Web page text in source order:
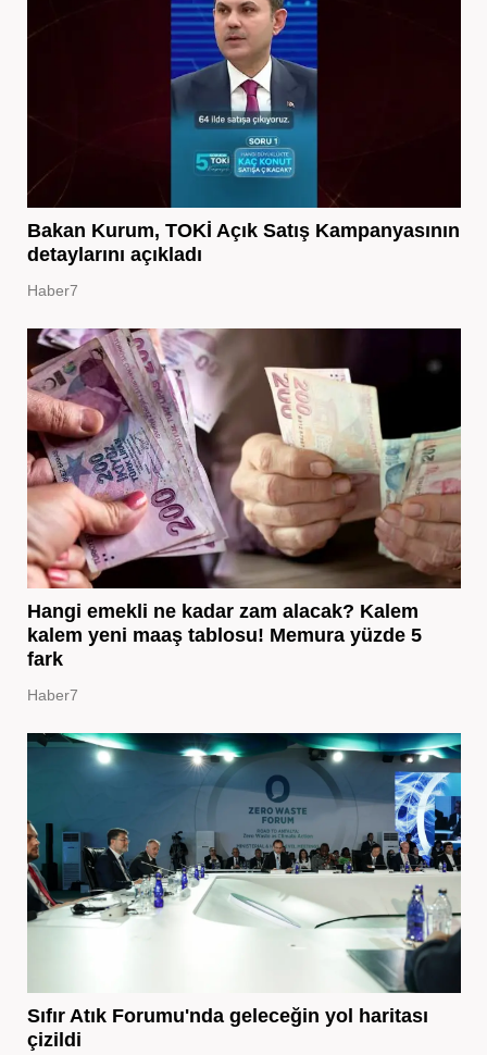
Bakan Kurum, TOKİ Açık Satış Kampanyasının
detaylarını açıkladı
Haber7
Hangi emekli ne kadar zam alacak? Kalem
kalem yeni maaş tablosu! Memura yüzde 5
fark
Haber7
Sıfır Atık Forumu'nda geleceğin yol haritası
çizildi